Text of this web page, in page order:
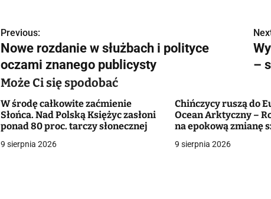
N
a
w
i
g
a
Previous:
Nowe rozdanie w służbach i polityce
oczami znanego publicysty
–
Może Ci się spodobać
W środę całkowite zaćmienie
Słońca. Nad Polską Księżyc zasłoni
ponad 80 proc. tarczy słonecznej
9 sierpnia 2026
Chińczycy ruszą do
Ocean Arktyczny –
na epokową zmianę
9 sierpnia 2026